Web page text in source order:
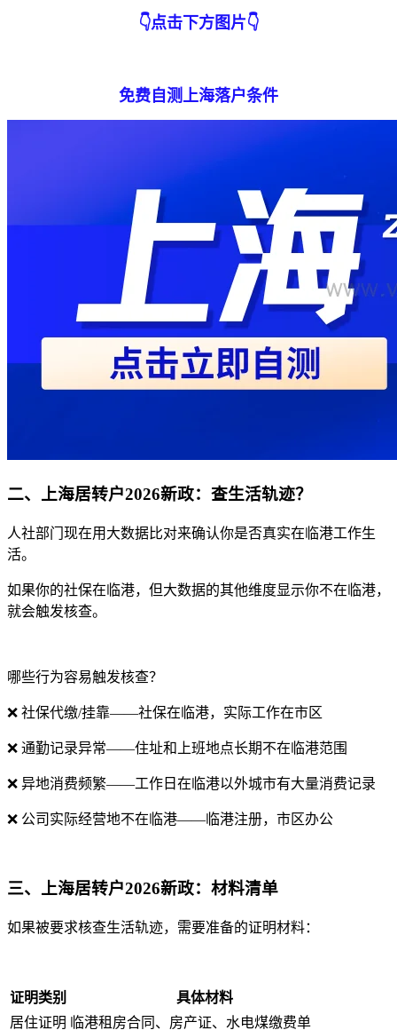
👇点击下方图片👇
免费自测上海落户条件
二、上海居转户2026新政：查生活轨迹？
人社部门现在用大数据比对来确认你是否真实在临港工作生
活。
如果你的社保在临港，但大数据的其他维度显示你不在临港，
就会触发核查。
哪些行为容易触发核查？
❌ 社保代缴/挂靠——社保在临港，实际工作在市区
❌ 通勤记录异常——住址和上班地点长期不在临港范围
❌ 异地消费频繁——工作日在临港以外城市有大量消费记录
❌ 公司实际经营地不在临港——临港注册，市区办公
三、上海居转户2026新政：材料清单
如果被要求核查生活轨迹，需要准备的证明材料：
证明类别
具体材料
居住证明
临港租房合同、房产证、水电煤缴费单